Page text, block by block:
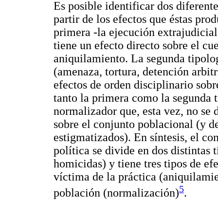
Es posible identificar dos
partir de los efectos que éstas
primera -la ejecución
tiene un efecto directo sobre el
aniquilamiento. La segunda
(amenaza, tortura, detención
efectos de orden disciplinario
tanto la primera como la
normalizador que, esta vez, no
sobre el conjunto poblacional (y
estigmatizados). En síntesis, el
política se divide en dos distintas
homicidas) y tiene tres tipos de
víctima de la práctica
población (normalización)5.